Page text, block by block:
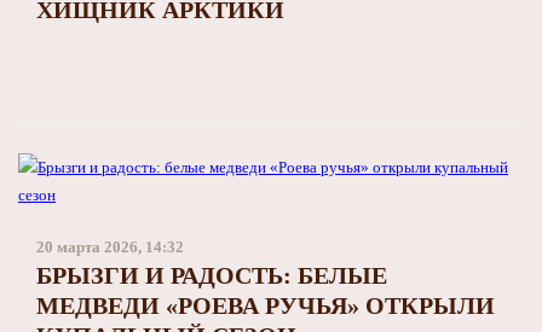
ХИЩНИК АРКТИКИ
20 марта 2026, 14:32
БРЫЗГИ И РАДОСТЬ: БЕЛЫЕ
МЕДВЕДИ «РОЕВА РУЧЬЯ» ОТКРЫЛИ